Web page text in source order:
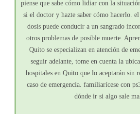
piense que sabe cómo lidiar con la
si el doctor y hazte saber cómo hacerlo.
dosis puede conducir a un sangrado
otros problemas de posible muerte.
Quito se especializan en atención de
seguir adelante, tome en cuenta la
hospitales en Quito que lo aceptarán sin
caso de emergencia. familiarícese con
dónde ir si algo sale